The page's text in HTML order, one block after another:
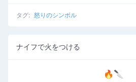
タグ: 怒りのシンボル
ナイフで火をつける
🔥🔪